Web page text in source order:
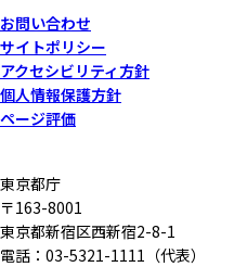
お問い合わせ
サイトポリシー
アクセシビリティ方針
個人情報保護方針
ページ評価
東京都庁
〒163-8001
東京都新宿区西新宿2-8-1
電話：03-5321-1111（代表）